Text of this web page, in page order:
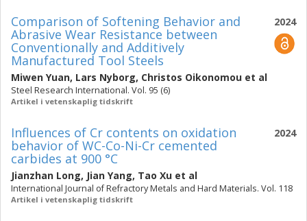
2024
Comparison of Softening Behavior and
Abrasive Wear Resistance between
Conventionally and Additively
Manufactured Tool Steels
Miwen Yuan, Lars Nyborg, Christos Oikonomou et al
Steel Research International. Vol. 95 (6)
Artikel i vetenskaplig tidskrift
2024
Influences of Cr contents on oxidation
behavior of WC-Co-Ni-Cr cemented
carbides at 900 °C
Jianzhan Long, Jian Yang, Tao Xu et al
International Journal of Refractory Metals and Hard Materials. Vol. 118
Artikel i vetenskaplig tidskrift